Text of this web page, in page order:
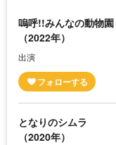
嗚呼!!みんなの動物園
（2022年）
出演
となりのシムラ
（2020年）